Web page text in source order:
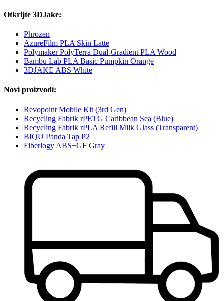
Otkrijte 3DJake:
Phrozen
AzureFilm PLA Skin Latte
Polymaker PolyTerra Dual-Gradient PLA Wood
Bambu Lab PLA Basic Pumpkin Orange
3DJAKE ABS White
Novi proizvodi:
Revopoint Mobile Kit (3rd Gen)
Recycling Fabrik rPETG Caribbean Sea (Blue)
Recycling Fabrik rPLA Refill Milk Glass (Transparent)
BIQU Panda Tap P2
Fiberlogy ABS+GF Gray